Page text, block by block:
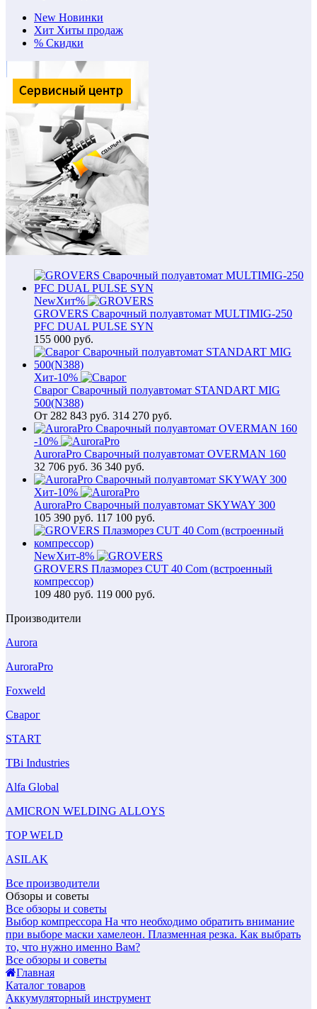
New Новинки
Хит Хиты продаж
% Скидки
NewХит%
GROVERS Сварочный полуавтомат MULTIMIG-250
PFC DUAL PULSE SYN
155 000 руб.
Хит-10%
Сварог Сварочный полуавтомат STANDART MIG
500(N388)
От 282 843 руб. 314 270 руб.
-10%
AuroraPro Сварочный полуавтомат OVERMAN 160
32 706 руб. 36 340 руб.
Хит-10%
AuroraPro Сварочный полуавтомат SKYWAY 300
105 390 руб. 117 100 руб.
NewХит-8%
GROVERS Плазморез CUT 40 Com (встроенный
компрессор)
109 480 руб. 119 000 руб.
Производители
Aurora
AuroraPro
Foxweld
Сварог
START
TBi Industries
Alfa Global
AMICRON WELDING ALLOYS
TOP WELD
ASILAK
Все производители
Обзоры и советы
Все обзоры и советы
Выбор компрессора На что необходимо обратить внимание
при выборе маски хамелеон. Плазменная резка. Как выбрать
то, что нужно именно Вам?
Все обзоры и советы
Главная
Каталог товаров
Аккумуляторный инструмент